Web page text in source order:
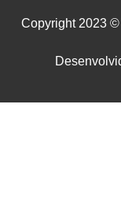
Copyright 2023 ©